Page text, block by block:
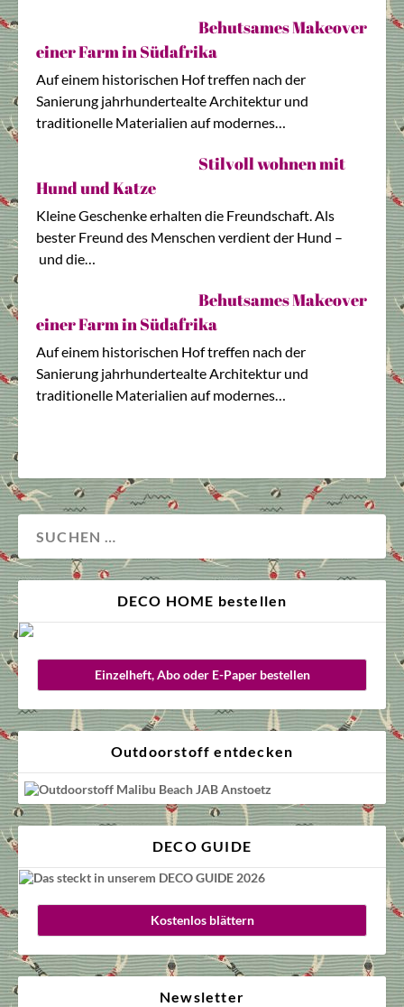
Behutsames Makeover
einer Farm in Südafrika
Auf einem historischen Hof treffen nach der
Sanierung jahrhundertealte Architektur und
traditionelle Materialien auf modernes…
Stilvoll wohnen mit
Hund und Katze
Kleine Geschenke erhalten die Freundschaft. Als
bester Freund des Menschen verdient der Hund –
und die…
Behutsames Makeover
einer Farm in Südafrika
Auf einem historischen Hof treffen nach der
Sanierung jahrhundertealte Architektur und
traditionelle Materialien auf modernes…
DECO HOME bestellen
Einzelheft, Abo oder E-Paper bestellen
Outdoorstoff entdecken
DECO GUIDE
Kostenlos blättern
Newsletter